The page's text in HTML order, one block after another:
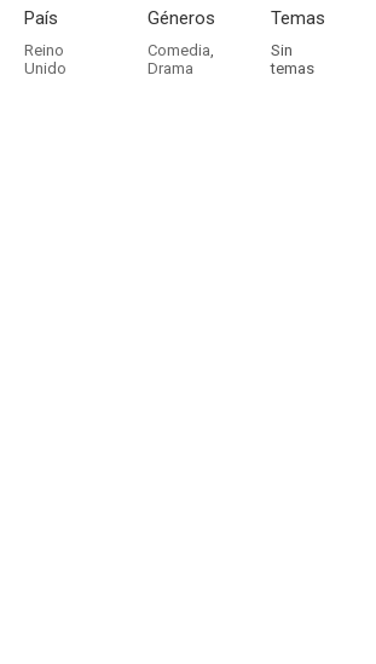
País
Reino
Unido
Géneros
Comedia,
Drama
Temas
Sin
temas